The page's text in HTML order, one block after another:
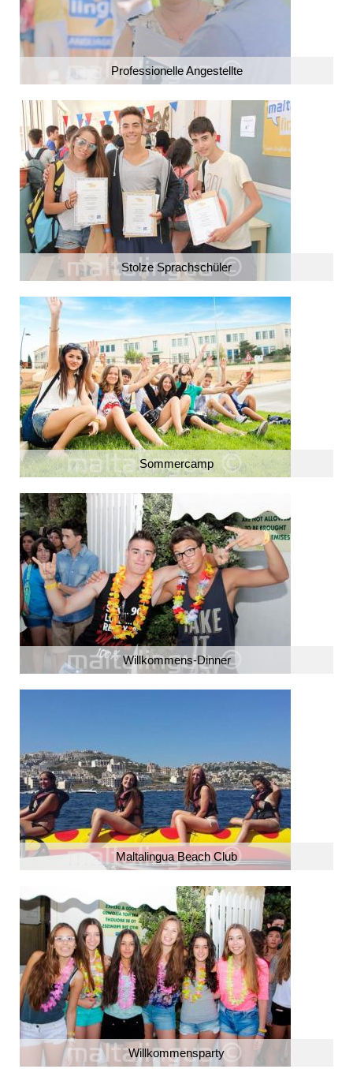
Professionelle Angestellte
Stolze Sprachschüler
Sommercamp
Willkommens-Dinner
Maltalingua Beach Club
Willkommensparty